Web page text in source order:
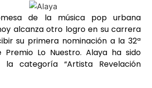
de la música pop urbana
alcanza otro logro en su carrera
su primera nominación a la 32ª
Premio Lo Nuestro. Alaya ha sido
la categoría “Artista Revelación